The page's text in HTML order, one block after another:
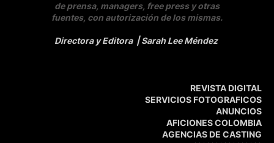
de prensa, managers, free press y otras
fuentes, con autorización de los mismas.
Directora y Editora| Sarah Lee Méndez
REVISTA DIGITAL
SERVICIOS FOTOGRAFICOS
ANUNCIOS
AFICIONES COLOMBIA
AGENCIAS DE CASTING